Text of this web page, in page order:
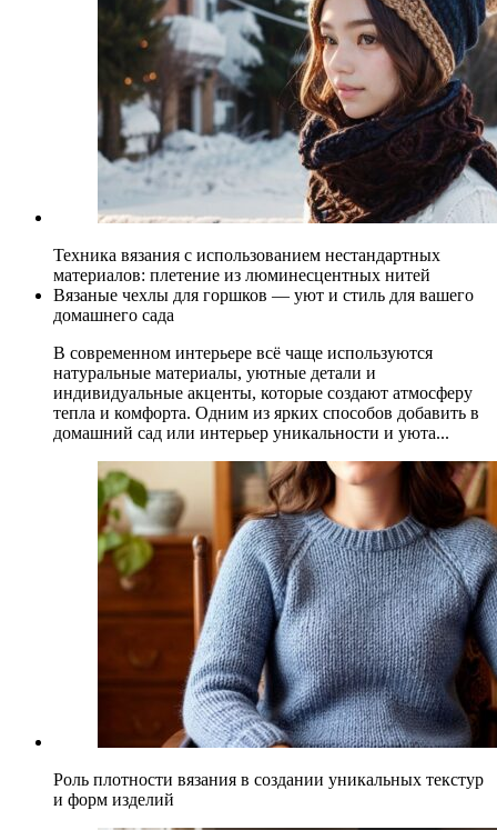
Техника вязания с использованием нестандартных
материалов: плетение из люминесцентных нитей
Вязаные чехлы для горшков — уют и стиль для вашего
домашнего сада
В современном интерьере всё чаще используются
натуральные материалы, уютные детали и
индивидуальные акценты, которые создают атмосферу
тепла и комфорта. Одним из ярких способов добавить в
домашний сад или интерьер уникальности и уюта...
Роль плотности вязания в создании уникальных текстур
и форм изделий